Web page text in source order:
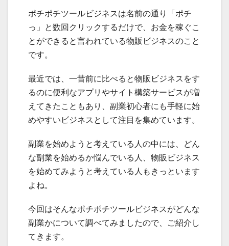
ポチポチツールビジネスは名前の通り「ポチ
っ」と数回クリックするだけで、お金を稼ぐこ
とができると言われている物販ビジネスのこと
です。
最近では、一昔前に比べると物販ビジネスをす
るのに便利なアプリやサイト構築サービスが増
えてきたこともあり、副業初心者にも手軽に始
めやすいビジネスとして注目を集めています。
副業を始めようと考えている人の中には、どん
な副業を始めるか悩んでいる人、物販ビジネス
を始めてみようと考えている人もきっといます
よね。
今回はそんなポチポチツールビジネスがどんな
副業かについて調べてみましたので、ご紹介し
てきます。